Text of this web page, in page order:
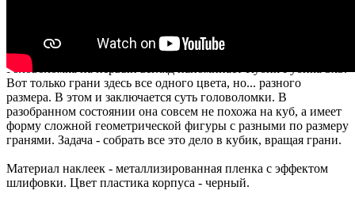
Страна производства: Китай
Запрос на просчет
Головоломка на первый взгляд напоминает Кубик Рубика 3х3.
Вот только грани здесь все одного цвета, но... разного
размера. В этом и заключается суть головоломки. В
разобранном состоянии она совсем не похожа на куб, а имеет
форму сложной геометрической фигуры с разными по размеру
гранями. Задача - собрать все это дело в кубик, вращая грани.
Материал наклеек - металлизированная пленка с эффектом
шлифовки. Цвет пластика корпуса - черный.